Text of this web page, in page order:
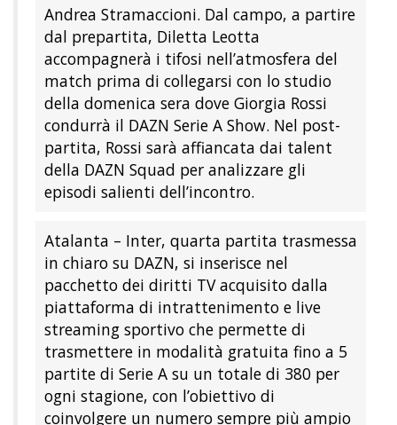
A raccontare ogni momento di questa
attesissima sfida sarà Pierluigi Pardo,
Andrea Stramaccioni. Dal campo, a partire
dal prepartita, Diletta Leotta
accompagnerà i tifosi nell’atmosfera del
match prima di collegarsi con lo studio
della domenica sera dove Giorgia Rossi
condurrà il DAZN Serie A Show. Nel post-
partita, Rossi sarà affiancata dai talent
della DAZN Squad per analizzare gli
episodi salienti dell’incontro.